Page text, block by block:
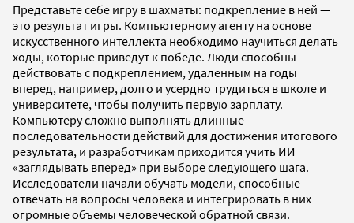
Представьте себе игру в шахматы: подкрепление в ней —
это результат игры. Компьютерному агенту на основе
искусственного интеллекта необходимо научиться делать
ходы, которые приведут к победе. Люди способны
действовать с подкреплением, удаленным на годы
вперед, например, долго и усердно трудиться в школе и
университете, чтобы получить первую зарплату.
Компьютеру сложно выполнять длинные
последовательности действий для достижения итогового
результата, и разработчикам приходится учить ИИ
«заглядывать вперед» при выборе следующего шага.
Исследователи начали обучать модели, способные
отвечать на вопросы человека и интегрировать в них
огромные объемы человеческой обратной связи.